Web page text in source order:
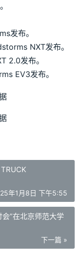
发布。
NXT发布。
2.0发布。
EV3发布。
年1月8日 下午5:55
”在北京师范大学
下一篇 »